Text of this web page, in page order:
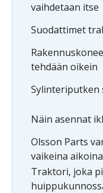
vaihdetaan itse
Suodattimet
tehdään oikein
Sylinteriputken
Näin asennat
Olsson Parts
vaikeina aikoina
Traktori, joka